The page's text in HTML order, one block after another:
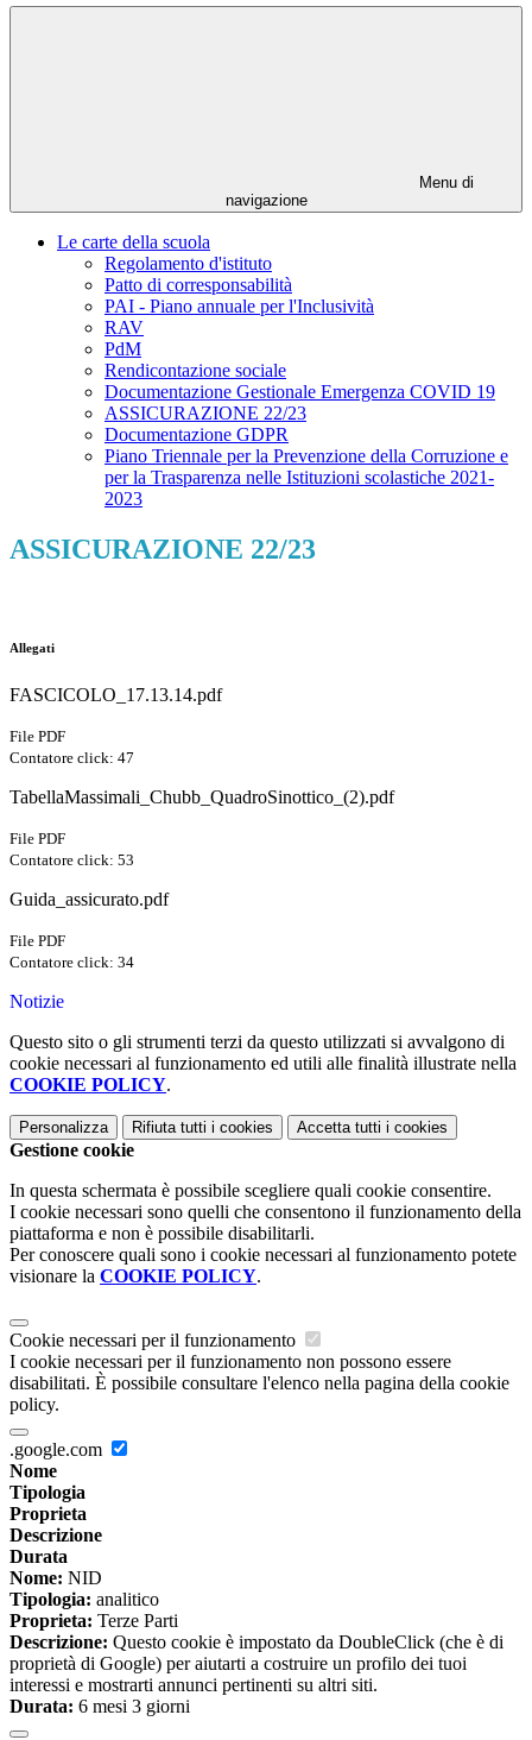
Menu di
navigazione
Le carte della scuola
Regolamento d'istituto
Patto di corresponsabilità
PAI - Piano annuale per l'Inclusività
RAV
PdM
Rendicontazione sociale
Documentazione Gestionale Emergenza COVID 19
ASSICURAZIONE 22/23
Documentazione GDPR
Piano Triennale per la Prevenzione della Corruzione e
per la Trasparenza nelle Istituzioni scolastiche 2021-
2023
ASSICURAZIONE 22/23
Allegati
FASCICOLO_17.13.14.pdf
File PDF
Contatore click: 47
TabellaMassimali_Chubb_QuadroSinottico_(2).pdf
File PDF
Contatore click: 53
Guida_assicurato.pdf
File PDF
Contatore click: 34
Notizie
Questo sito o gli strumenti terzi da questo utilizzati si avvalgono di
cookie necessari al funzionamento ed utili alle finalità illustrate nella
COOKIE POLICY.
Personalizza Rifiuta tutti i cookies Accetta tutti i cookies
Gestione cookie
In questa schermata è possibile scegliere quali cookie consentire.
I cookie necessari sono quelli che consentono il funzionamento della
piattaforma e non è possibile disabilitarli.
Per conoscere quali sono i cookie necessari al funzionamento potete
visionare la COOKIE POLICY.
Cookie necessari per il funzionamento
I cookie necessari per il funzionamento non possono essere
disabilitati. È possibile consultare l'elenco nella pagina della cookie
policy.
.google.com
Nome
Tipologia
Proprieta
Descrizione
Durata
Nome: NID
Tipologia: analitico
Proprieta: Terze Parti
Descrizione: Questo cookie è impostato da DoubleClick (che è di
proprietà di Google) per aiutarti a costruire un profilo dei tuoi
interessi e mostrarti annunci pertinenti su altri siti.
Durata: 6 mesi 3 giorni